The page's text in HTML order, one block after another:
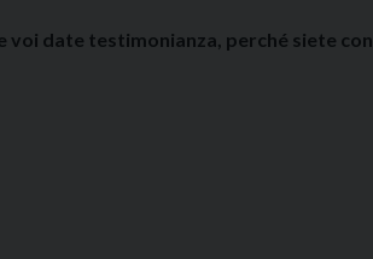
voi date testimonianza, perché siete con